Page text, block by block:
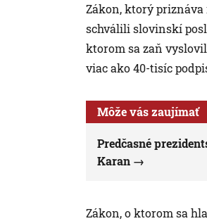
Zákon, ktorý
schválili slovinskí
ktorom sa zaň
viac ako 40-tisíc
Môže vás zaujímať
Predčasné
Karan
Zákon, o ktorom sa